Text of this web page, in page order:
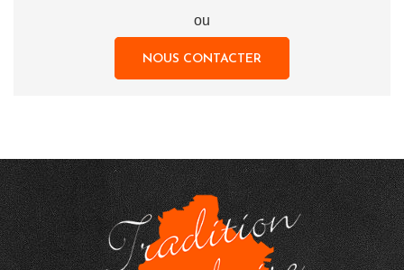
ou
NOUS CONTACTER